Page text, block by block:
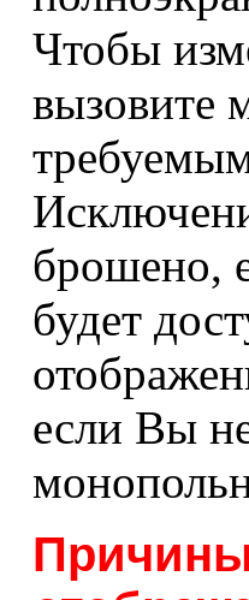
Чтобы
вызовите
брошено,
будет
если Вы